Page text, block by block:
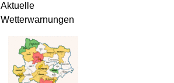
Aktuelle
Wetterwarnungen